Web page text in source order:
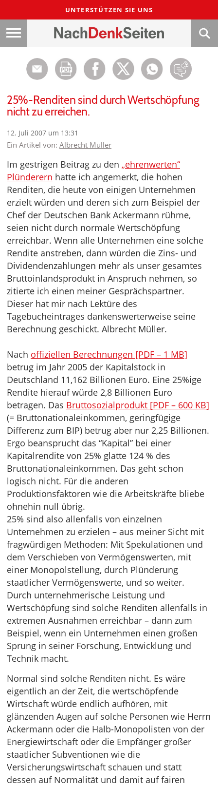
UNTERSTÜTZEN SIE UNS
25%-Renditen sind durch Wertschöpfung
nicht zu erreichen.
12. Juli 2007 um 13:31
Ein Artikel von: Albrecht Müller
Im gestrigen Beitrag zu den „ehrenwerten“
Plünderern hatte ich angemerkt, die hohen
Renditen, die heute von einigen Unternehmen
erzielt würden und deren sich zum Beispiel der
Chef der Deutschen Bank Ackermann rühme,
seien nicht durch normale Wertschöpfung
erreichbar. Wenn alle Unternehmen eine solche
Rendite anstreben, dann würden die Zins- und
Dividendenzahlungen mehr als unser gesamtes
Bruttoinlandsprodukt in Anspruch nehmen, so
zitierte ich einen meiner Gesprächspartner.
Dieser hat mir nach Lektüre des
Tagebucheintrages dankenswerterweise seine
Berechnung geschickt. Albrecht Müller.
Nach offiziellen Berechnungen [PDF – 1 MB]
betrug im Jahr 2005 der Kapitalstock in
Deutschland 11,162 Billionen Euro. Eine 25%ige
Rendite hierauf würde 2,8 Billionen Euro
betragen. Das Bruttosozialprodukt [PDF – 600 KB]
(= Bruttonationaleinkommen, geringfügige
Differenz zum BIP) betrug aber nur 2,25 Billionen.
Ergo beansprucht das “Kapital” bei einer
Kapitalrendite von 25% glatte 124 % des
Bruttonationaleinkommen. Das geht schon
logisch nicht. Für die anderen
Produktionsfaktoren wie die Arbeitskräfte bliebe
ohnehin null übrig.
25% sind also allenfalls von einzelnen
Unternehmen zu erzielen – aus meiner Sicht mit
fragwürdigen Methoden: Mit Spekulationen und
dem Verschieben von Vermögenswerten, mit
einer Monopolstellung, durch Plünderung
staatlicher Vermögenswerte, und so weiter.
Durch unternehmerische Leistung und
Wertschöpfung sind solche Renditen allenfalls in
extremen Ausnahmen erreichbar – dann zum
Beispiel, wenn ein Unternehmen einen großen
Sprung in seiner Forschung, Entwicklung und
Technik macht.
Normal sind solche Renditen nicht. Es wäre
eigentlich an der Zeit, die wertschöpfende
Wirtschaft würde endlich aufhören, mit
glänzenden Augen auf solche Personen wie Herrn
Ackermann oder die Halb-Monopolisten von der
Energiewirtschaft oder die Empfänger großer
staatlicher Subventionen wie die
Versicherungswirtschaft schauen und statt
dessen auf Normalität und damit auf fairen